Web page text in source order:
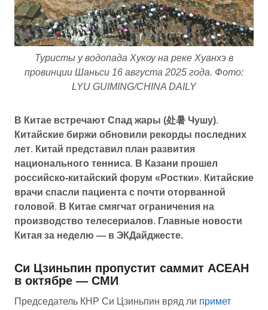
Туристы у водопада Хукоу на реке Хуанхэ в
провинции Шаньси 16 августа 2025 года. Фото:
LYU GUIMING/CHINA DAILY
В Китае встречают Спад жары (处暑 Чушу).
Китайские биржи обновили рекорды последних
лет. Китай представил план развития
национального тенниса. В Казани прошел
российско-китайский форум «Ростки». Китайские
врачи спасли пациента с почти оторванной
головой. В Китае смягчат ограничения на
производство телесериалов. Главные новости
Китая за неделю — в ЭКДайджесте.
Си Цзиньпин пропустит саммит АСЕАН
в октябре — СМИ
Председатель КНР Си Цзиньпин вряд ли примет